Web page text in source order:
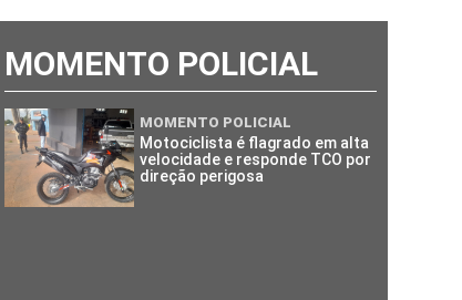
MOMENTO POLICIAL
MOMENTO POLICIAL
Motociclista é flagrado em alta
velocidade e responde TCO por
direção perigosa